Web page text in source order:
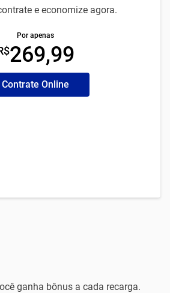
e economize agora.
Por apenas
269,99
Contrate Online
ganha bônus a cada recarga.